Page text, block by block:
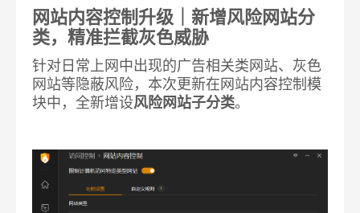
网站内容控制升级｜新增风险网站分
类，精准拦截灰色威胁
针对日常上网中出现的广告相关类网站、灰色
网站等隐蔽风险，本次更新在网站内容控制模
块中，全新增设风险网站子分类。